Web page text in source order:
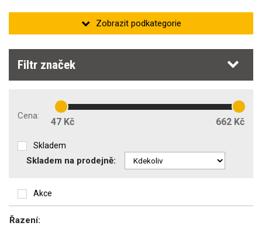
Pánské
Kotníkové
Filtr značek
Cena:
47 Kč 662 Kč
Skladem
Skladem na prodejně:
Řazení:
Akce